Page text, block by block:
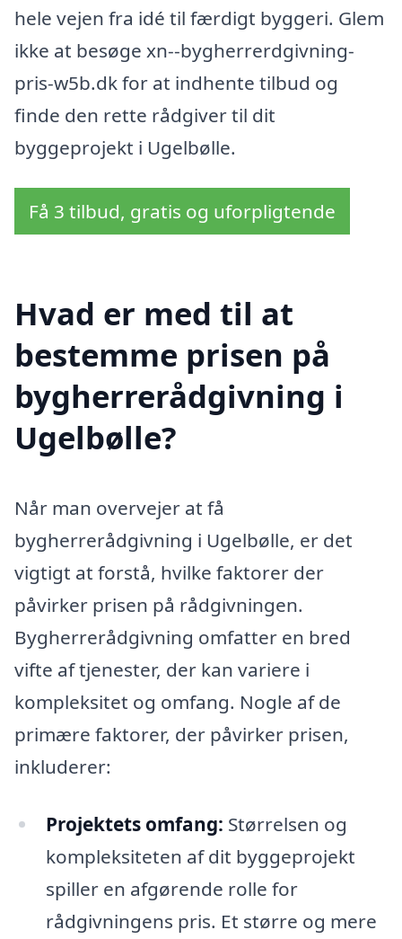
hele vejen fra idé til færdigt byggeri. Glem
ikke at besøge xn--bygherrerdgivning-
pris-w5b.dk for at indhente tilbud og
finde den rette rådgiver til dit
byggeprojekt i Ugelbølle.
Få 3 tilbud, gratis og uforpligtende
Hvad er med til at
bestemme prisen på
bygherrerådgivning i
Ugelbølle?
Når man overvejer at få
bygherrerådgivning i Ugelbølle, er det
vigtigt at forstå, hvilke faktorer der
påvirker prisen på rådgivningen.
Bygherrerådgivning omfatter en bred
vifte af tjenester, der kan variere i
kompleksitet og omfang. Nogle af de
primære faktorer, der påvirker prisen,
inkluderer:
Projektets omfang: Størrelsen og
kompleksiteten af dit byggeprojekt
spiller en afgørende rolle for
rådgivningens pris. Et større og mere